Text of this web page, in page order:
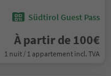
Südtirol Guest Pass
À partir de 100€
1 nuit / 1 appartement incl. TVA